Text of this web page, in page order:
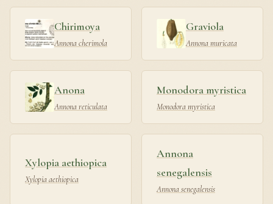
Chirimoya
Annona cherimola
Graviola
Annona muricata
Anona
Annona reticulata
Monodora myristica
Monodora myristica
Xylopia aethiopica
Xylopia aethiopica
Annona
senegalensis
Annona senegalensis